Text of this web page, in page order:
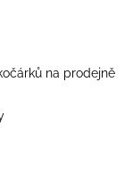
na prodejně